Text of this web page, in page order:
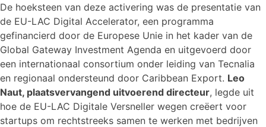
De hoeksteen van deze activering was de presentatie van
de EU-LAC Digital Accelerator, een programma
gefinancierd door de Europese Unie in het kader van de
Global Gateway Investment Agenda en uitgevoerd door
een internationaal consortium onder leiding van Tecnalia
en regionaal ondersteund door Caribbean Export. Leo
Naut, plaatsvervangend uitvoerend directeur, legde uit
hoe de EU-LAC Digitale Versneller wegen creëert voor
startups om rechtstreeks samen te werken met bedrijven